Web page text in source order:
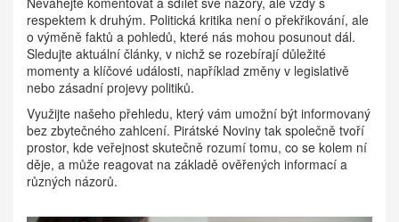
respektem k druhým. Politická kritika není o překřikování, ale
o výměně faktů a pohledů, které nás mohou posunout dál.
Sledujte aktuální články, v nichž se rozebírají důležité
momenty a klíčové události, například změny v legislativě
nebo zásadní projevy politiků.
Využijte našeho přehledu, který vám umožní být informovaný
bez zbytečného zahlcení. Pirátské Noviny tak společně tvoří
prostor, kde veřejnost skutečně rozumí tomu, co se kolem ní
děje, a může reagovat na základě ověřených informací a
různých názorů.